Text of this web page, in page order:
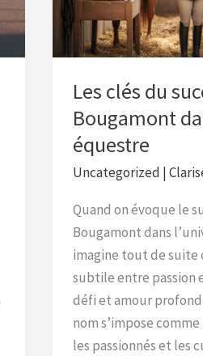
Les clés du
Bougamont
équestre
Uncategorized |
Quand on évoque le
Bougamont dans
imagine tout de suite
subtile entre passion
défi et amour profond
nom s’impose
les passionnés et les
Bougamont
dans
l’univers
équestre